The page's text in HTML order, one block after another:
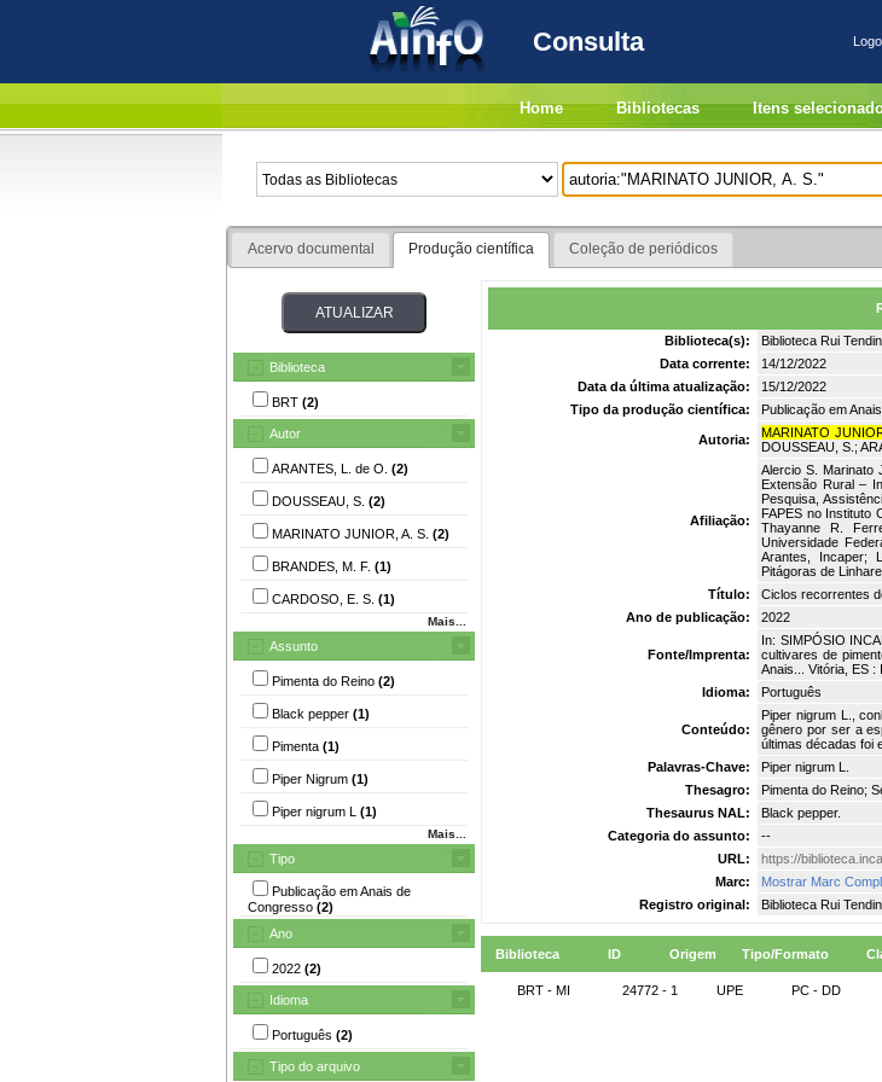
Consulta
Home Bibliotecas Itens
Acervo documental Produção científica Coleção de periódicos
Biblioteca
BRT (2)
Autor
ARANTES, L. de O. (2)
DOUSSEAU, S. (2)
MARINATO JUNIOR, A. S. (2)
BRANDES, M. F. (1)
CARDOSO, E. S. (1)
Mais...
Assunto
Pimenta do Reino (2)
Black pepper (1)
Pimenta (1)
Piper Nigrum (1)
Piper nigrum L (1)
Mais...
Tipo
Publicação em Anais de
Congresso (2)
Ano
2022 (2)
Idioma
Português (2)
Tipo do arquivo
Biblioteca(s):
Biblioteca Rui
Data corrente:
14/12/2022
Data da última atualização:
15/12/2022
Tipo da produção científica:
Publicação em
Autoria: MARINATO
DOUSSEAU, S.;
Afiliação:
Alercio S. Marinato
Extensão Rural –
Pesquisa,
FAPES no Instituto
Thayanne R.
Universidade
Arantes, Incaper;
Pitágoras de
Título:
Ciclos recorrentes
Ano de publicação:
2022
Fonte/Imprenta:
In: SIMPÓSIO
cultivares de
Anais... Vitória, ES :
Idioma:
Português
Conteúdo:
Piper nigrum L.,
gênero por ser a
últimas décadas foi
Palavras-Chave:
Piper nigrum L.
Thesagro:
Pimenta do Reino;
Thesaurus NAL:
Black pepper.
Categoria do assunto:
--
URL:
https://
Marc:
Mostrar Marc
Registro original:
Biblioteca Rui
Biblioteca ID Origem Tipo/Formato
BRT - MI 24772 - 1 UPE PC - DD